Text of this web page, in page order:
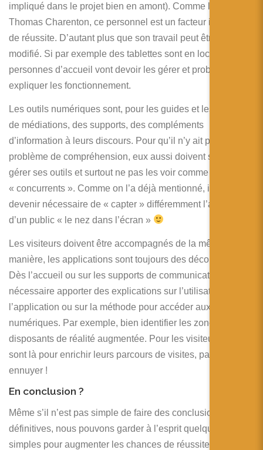
impliqué dans le projet bien en amont). Comme le rappelle
Thomas Charenton, ce personnel est un facteur important
de réussite. D’autant plus que son travail peut être
modifié. Si par exemple des tablettes sont en location, les
personnes d’accueil vont devoir les gérer et probablement
expliquer les fonctionnement.
Les outils numériques sont, pour les guides et les agents
de médiations, des supports, des compléments
d’information à leurs discours. Pour qu’il n’y ait pas de
problème de compréhension, eux aussi doivent savoir
gérer ses outils et surtout ne pas les voir comme des
« concurrents ». Comme on l’a déjà mentionné, il peut
devenir nécessaire de « capter » différemment l’attention
d’un public « le nez dans l’écran »
Les visiteurs doivent être accompagnés de la même
manière, les applications sont toujours des découvertes.
Dès l’accueil ou sur les supports de communication, il est
nécessaire apporter des explications sur l’utilisation de
l’application ou sur la méthode pour accéder aux contenus
numériques. Par exemple, bien identifier les zones
disposants de réalité augmentée. Pour les visiteurs, ils
sont là pour enrichir leurs parcours de visites, pas pour les
ennuyer !
En conclusion ?
Même s’il n’est pas simple de faire des conclusions
définitives, nous pouvons garder à l’esprit quelques idées
simples pour augmenter les chances de réussite d’un